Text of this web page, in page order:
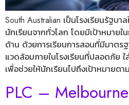
South Australian เป็นโรงเรียนรัฐบา
นักเรียนจากทั่วโลก โดยมีเป้าหมาย
ด้าน ด้วยการเรียนการสอนที่มีมาตร
แวดล้อมภายในโรงเรียนที่ปลอดภัย
เพื่อช่วยให้นักเรียนไปถึงเป้าหมายตา
PLC – Melbourne